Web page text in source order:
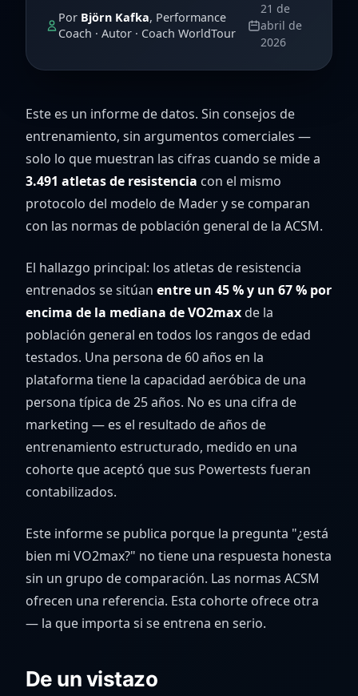
Por Björn Kafka, Performance
Coach · Autor · Coach WorldTour
21 de
abril de
2026
Este es un informe de datos. Sin consejos de
entrenamiento, sin argumentos comerciales —
solo lo que muestran las cifras cuando se mide a
3.491 atletas de resistencia con el mismo
protocolo del modelo de Mader y se comparan
con las normas de población general de la ACSM.
El hallazgo principal: los atletas de resistencia
entrenados se sitúan entre un 45 % y un 67 % por
encima de la mediana de VO2max de la
población general en todos los rangos de edad
testados. Una persona de 60 años en la
plataforma tiene la capacidad aeróbica de una
persona típica de 25 años. No es una cifra de
marketing — es el resultado de años de
entrenamiento estructurado, medido en una
cohorte que aceptó que sus Powertests fueran
contabilizados.
Este informe se publica porque la pregunta "¿está
bien mi VO2max?" no tiene una respuesta honesta
sin un grupo de comparación. Las normas ACSM
ofrecen una referencia. Esta cohorte ofrece otra
— la que importa si se entrena en serio.
De un vistazo